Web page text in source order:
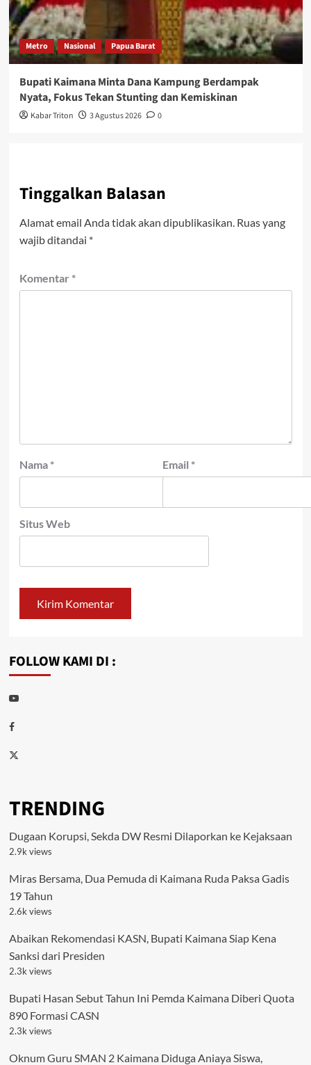
Metro Nasional Papua Barat
Bupati Kaimana Minta Dana Kampung Berdampak
Nyata, Fokus Tekan Stunting dan Kemiskinan
Kabar Triton 3 Agustus 2026 0
Tinggalkan Balasan
Alamat email Anda tidak akan dipublikasikan. Ruas yang
wajib ditandai *
Komentar *
Nama * Email *
Situs Web
FOLLOW KAMI DI :
Youtube
Facebook
Twitter
TRENDING
Dugaan Korupsi, Sekda DW Resmi Dilaporkan ke Kejaksaan
2.9k views
Miras Bersama, Dua Pemuda di Kaimana Ruda Paksa Gadis
19 Tahun
2.6k views
Abaikan Rekomendasi KASN, Bupati Kaimana Siap Kena
Sanksi dari Presiden
2.3k views
Bupati Hasan Sebut Tahun Ini Pemda Kaimana Diberi Quota
890 Formasi CASN
2.3k views
Oknum Guru SMAN 2 Kaimana Diduga Aniaya Siswa,